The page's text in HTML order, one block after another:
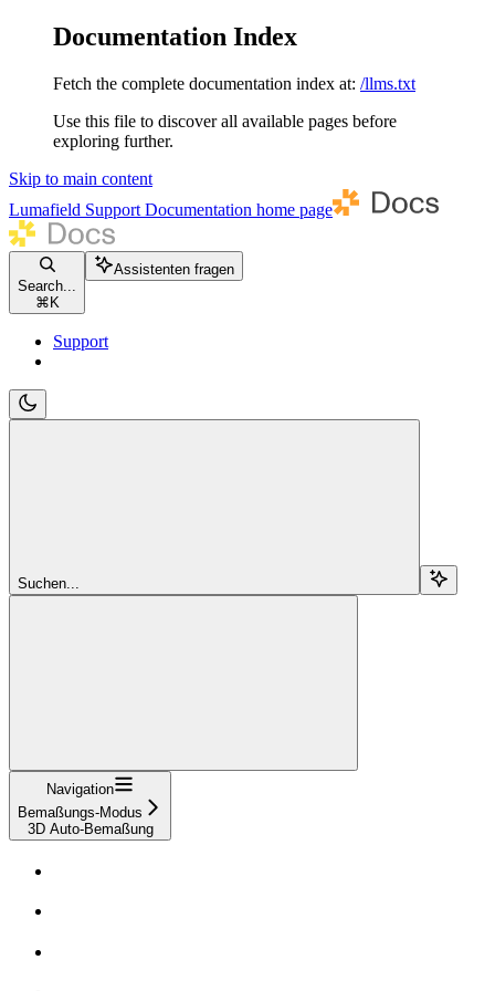
Documentation Index
Fetch the complete documentation index at: /llms.txt
Use this file to discover all available pages before
exploring further.
Skip to main content
Lumafield Support Documentation home page
Search...
⌘ K
Assistenten fragen
Support
Suchen...
Navigation
Bemaßungs-Modus
3D Auto-Bemaßung